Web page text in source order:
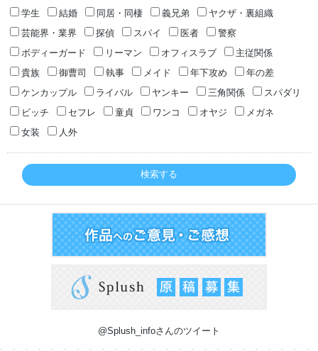
学生
結婚 同居・同棲 義兄弟
ヤクザ・裏組織
芸能界・業界
探偵 スパイ 医者
警察
ボディーガード
リーマン オフィスラブ
主従関係
貴族
御曹司 執事 メイド 年下攻め
年の差
ケンカップル
ライバル ヤンキー 三角関係
スパダリ
ビッチ
セフレ 童貞 ワンコ オヤジ
メガネ
女装
人外
検索する
@Splush_infoさんのツイート